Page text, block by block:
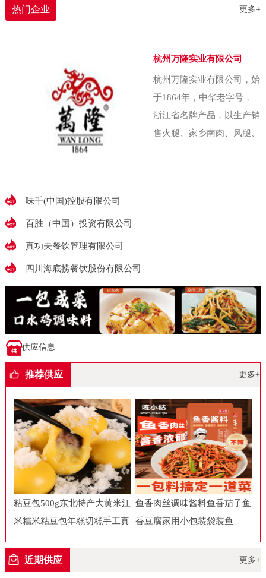
还能照顾照顾家里。下雨了啥的，
季匆忙抛售，收益甚微。为破解这
一难题，金川乡金珠村两委经集体
研究决策，创办了村集体企业——
金五园农业发展
热门企业 更多+
杭州万隆实业有限公司
杭州万隆实业有限公司，始
于1864年，中华老字号，
浙江省名牌产品，以生产销
售火腿、家乡南肉、风腿、
味千(中国)控股有限公司
百胜（中国）投资有限公司
真功夫餐饮管理有限公司
四川海底捞餐饮股份有限公司
供应信息
推荐供应 更多+
粘豆包500g东北特产大黄米江
米糯米粘豆包年糕切糕手工真
鱼香肉丝调味酱料鱼香茄子鱼
香豆腐家用小包装袋装鱼
近期供应 更多+